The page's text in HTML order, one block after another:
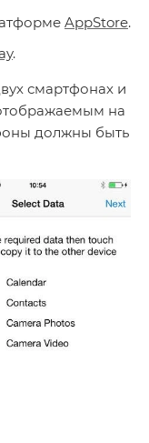
AppStore.
.
смартфонах и
на
должны быть